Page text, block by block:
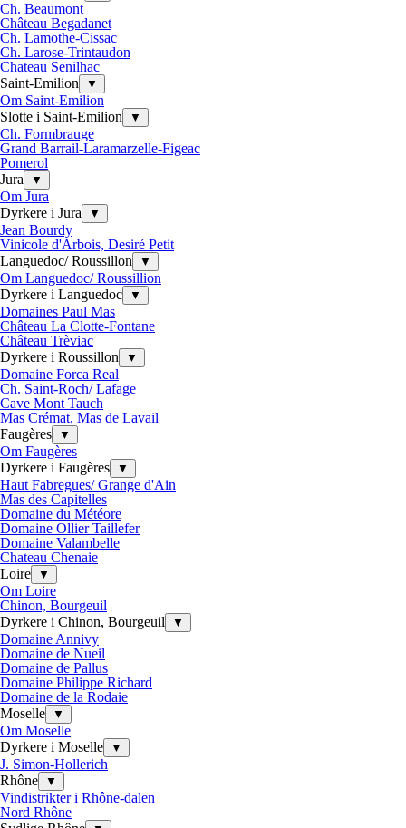
Ch. Beaumont
Château Begadanet
Ch. Lamothe-Cissac
Ch. Larose-Trintaudon
Chateau Senilhac
Saint-Emilion
▼
Om Saint-Emilion
Slotte i Saint-Emilion
▼
Ch. Formbrauge
Grand Barrail-Laramarzelle-Figeac
Pomerol
Jura
▼
Om Jura
Dyrkere i Jura
▼
Jean Bourdy
Vinicole d'Arbois, Desiré Petit
Languedoc/ Roussillon
▼
Om Languedoc/ Roussillion
Dyrkere i Languedoc
▼
Domaines Paul Mas
Château La Clotte-Fontane
Château Trèviac
Dyrkere i Roussillon
▼
Domaine Forca Real
Ch. Saint-Roch/ Lafage
Cave Mont Tauch
Mas Crémat, Mas de Lavail
Faugères
▼
Om Faugères
Dyrkere i Faugères
▼
Haut Fabregues/ Grange d'Ain
Mas des Capitelles
Domaine du Météore
Domaine Ollier Taillefer
Domaine Valambelle
Chateau Chenaie
Loire
▼
Om Loire
Chinon, Bourgeuil
Dyrkere i Chinon, Bourgeuil
▼
Domaine Annivy
Domaine de Nueil
Domaine de Pallus
Domaine Philippe Richard
Domaine de la Rodaie
Moselle
▼
Om Moselle
Dyrkere i Moselle
▼
J. Simon-Hollerich
Rhône
▼
Vindistrikter i Rhône-dalen
Nord Rhône